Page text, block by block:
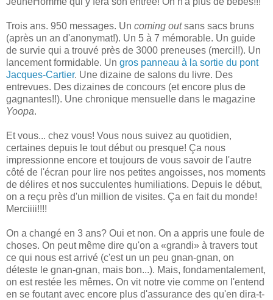
Trois ans. 950 messages. Un coming outsans sacs bruns
(après un an d'anonymat!). Un 5 à 7 mémorable. Un guide
de survie qui a trouvé près de 3000 preneuses (merci!!). Un
lancement formidable. Un gros panneau à la sortie du pont
Jacques-Cartier. Une dizaine de salons du livre. Des
entrevues. Des dizaines de concours (et encore plus de
gagnantes!!). Une chronique mensuelle dans le magazine
Yoopa.
Et vous... chez vous! Vous nous suivez au quotidien,
certaines depuis le tout début ou presque! Ça nous
impressionne encore et toujours de vous savoir de l'autre
côté de l'écran pour lire nos petites angoisses, nos moments
de délires et nos succulentes humiliations. Depuis le début,
on a reçu près d'un million de visites. Ça en fait du monde!
Merciiii!!!!
On a changé en 3 ans? Oui et non. On a appris une foule de
choses. On peut même dire qu'on a «grandi» à travers tout
ce qui nous est arrivé (c'est un un peu gnan-gnan, on
déteste le gnan-gnan, mais bon...). Mais, fondamentalement,
on est restée les mêmes. On vit notre vie comme on l'entend
en se foutant avec encore plus d'assurance des qu'en dira-t-